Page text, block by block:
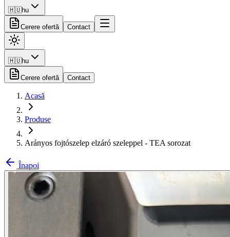
🇭🇺hu
Cerere ofertă Contact
🇭🇺hu
Cerere ofertă Contact
Acasă
Produse
Arányos fojtószelep elzáró szeleppel - TEA sorozat
Înapoi